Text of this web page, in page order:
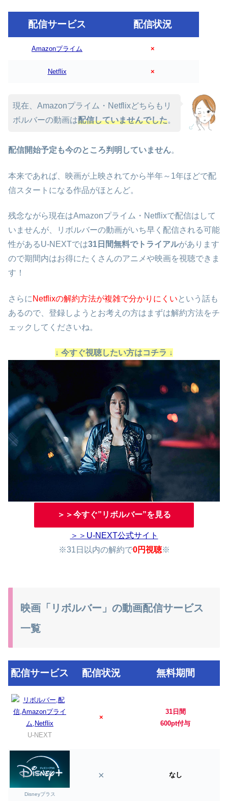
配信サービス 配信状況
Amazonプライム ×
Netflix ×
現在、Amazonプライム・Netflixどちらもリ
ボルバーの動画は配信していませんでした。
配信開始予定も今のところ判明していません。
本来であれば、映画が上映されてから半年～1年ほどで配
信スタートになる作品がほとんど。
残念ながら現在はAmazonプライム・Netflixで配信はして
いませんが、リボルバーの動画がいち早く配信される可能
性があるU-NEXTでは31日間無料でトライアルがあります
ので期間内はお得にたくさんのアニメや映画を視聴できま
す！
さらに Netflixの解約方法が複雑で分かりにくい という話も
あるので、登録しようとお考えの方はまずは解約方法をチ
ェックしてくださいね。
↓ 今すぐ視聴したい方はコチラ ↓
＞＞今すぐ”リボルバー”を見る
＞＞U-NEXT公式サイト
※31日以内の解約で0円視聴※
映画「リボルバー」の動画配信サービス
一覧
配信サービス 配信状況 無料期間
U-NEXT
×
31日間
600pt付与
Disneyプラス
× なし